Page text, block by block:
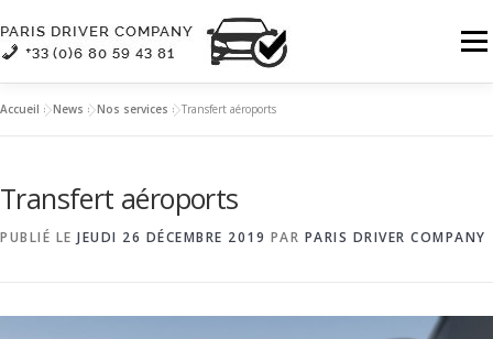
au
contenu
Menu
NOTRE FLOTTE CONTACT
Accueil »News »Nos services »Transfert aéroports
Transfert aéroports
PUBLIÉ LE JEUDI 26 DÉCEMBRE 2019 PAR PARIS DRIVER COMPANY